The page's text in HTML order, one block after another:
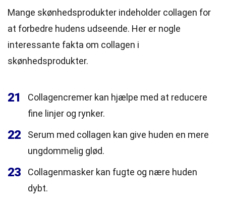
Mange skønhedsprodukter indeholder collagen for
at forbedre hudens udseende. Her er nogle
interessante fakta om collagen i
skønhedsprodukter.
21
Collagencremer kan hjælpe med at reducere
fine linjer og rynker.
22
Serum med collagen kan give huden en mere
ungdommelig glød.
23
Collagenmasker kan fugte og nære huden
dybt.